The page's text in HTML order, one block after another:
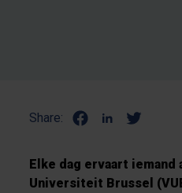
Share:
Elke dag ervaart iemand
Universiteit Brussel